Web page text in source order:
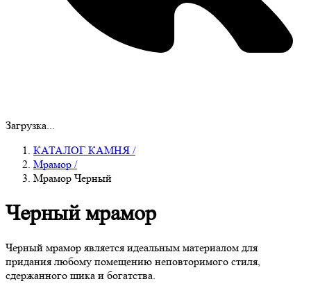
Загрузка...
КАТАЛОГ КАМНЯ /
Мрамор /
Мрамор Черный
Черный мрамор
Черный мрамор является идеальным материалом для
придания любому помещению неповторимого стиля,
сдержанного шика и богатства.